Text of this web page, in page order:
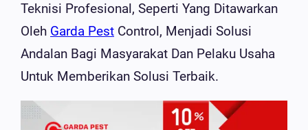
Teknisi Profesional, Seperti Yang Ditawarkan
Oleh Garda Pest Control, Menjadi Solusi
Andalan Bagi Masyarakat Dan Pelaku Usaha
Untuk Memberikan Solusi Terbaik.